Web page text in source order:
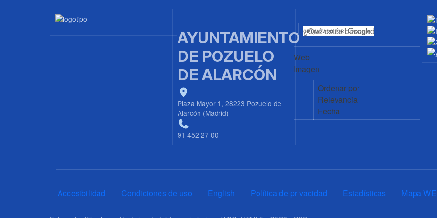
Imagen
AYUNTAMIENTO
DE POZUELO
DE ALARCÓN
Plaza Mayor 1, 28223 Pozuelo de
Alarcón (Madrid)
91 452 27 00
Web
Imagen
Ordenar por
Relevancia
Fecha
Pie de página
Accesibilidad Condiciones de uso English Política de privacidad Estadísticas Mapa